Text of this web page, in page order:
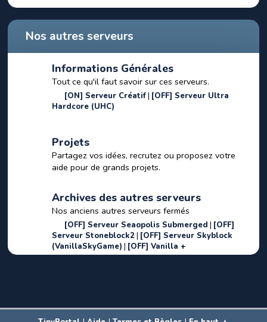
Nos autres serveurs
Informations Générales
Tout ce qu'il faut savoir sur ces serveurs.
[ON] Serveur Créatif [OFF] Serveur Ultra
Hardcore (UHC)
Projets
Partagez vos idées, recrutez ou proposez votre
aide pour de grands projets.
Archives des autres serveurs
Nos anciens autres serveurs fermés
[OFF] Serveur Seaopolis Submerged
[OFF]
Serveur Stoneblock2 [OFF] Serveur Skyblock
(VanillaSkyGame)
[OFF] Vanilla +